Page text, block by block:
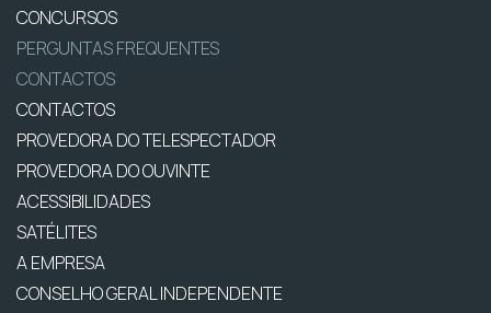
CONCURSOS
PERGUNTAS FREQUENTES
CONTACTOS
CONTACTOS
PROVEDORA DO TELESPECTADOR
PROVEDORA DO OUVINTE
ACESSIBILIDADES
SATÉLITES
A EMPRESA
CONSELHO GERAL INDEPENDENTE